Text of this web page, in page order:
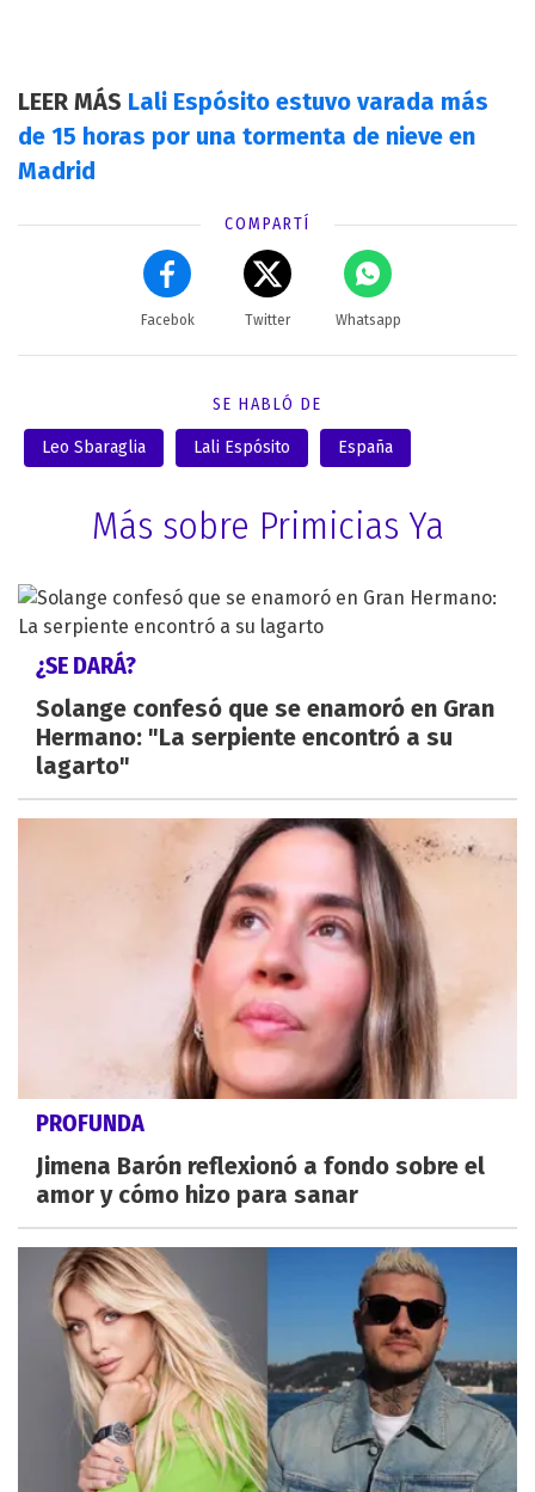
LEER MÁS Lali Espósito estuvo varada más
de 15 horas por una tormenta de nieve en
Madrid
COMPARTÍ
Facebok Twitter Whatsapp
SE HABLÓ DE
Leo Sbaraglia Lali Espósito España
Más sobre Primicias Ya
¿SE DARÁ?
Solange confesó que se enamoró en Gran
Hermano: "La serpiente encontró a su
lagarto"
PROFUNDA
Jimena Barón reflexionó a fondo sobre el
amor y cómo hizo para sanar